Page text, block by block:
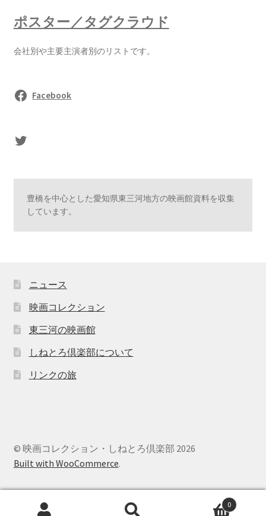
ポスター／タグクラウド
会社別や主要主演者別のリストです。
Facebook
sasaki's Twitter
豊橋を中心とした愛知県東三河地方の映画館資料を収集
しています。
ニュース
映画コレクション
東三河の映画館
しねとろ倶楽部について
リンクの旅
© 映画コレクション・しねとろ倶楽部 2026
Built with WooCommerce.
0